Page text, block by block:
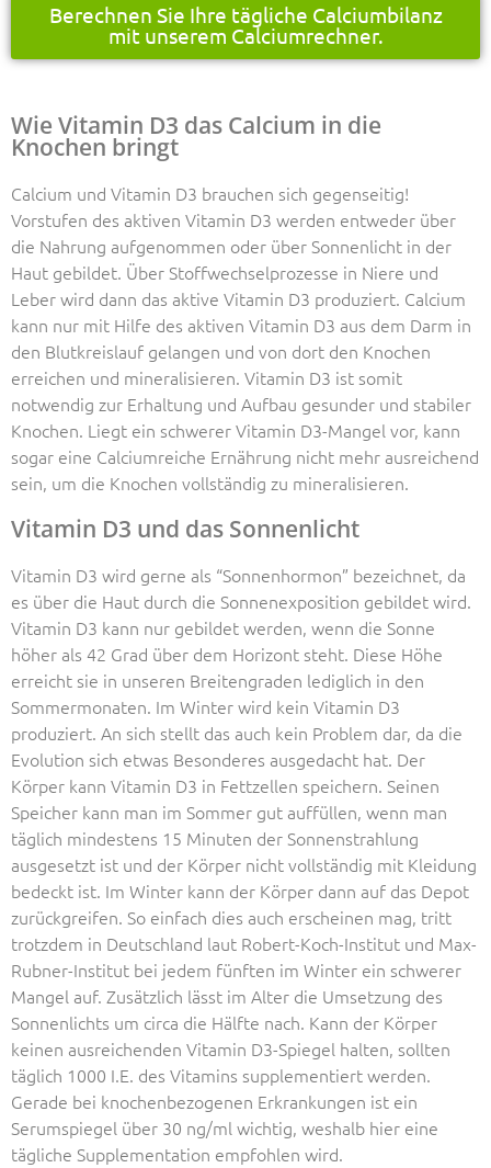
Berechnen Sie Ihre tägliche Calciumbilanz
mit unserem Calciumrechner.
Wie Vitamin D3 das Calcium in die
Knochen bringt
Calcium und Vitamin D3 brauchen sich gegenseitig!
Vorstufen des aktiven Vitamin D3 werden entweder über
die Nahrung aufgenommen oder über Sonnenlicht in der
Haut gebildet. Über Stoffwechselprozesse in Niere und
Leber wird dann das aktive Vitamin D3 produziert. Calcium
kann nur mit Hilfe des aktiven Vitamin D3 aus dem Darm in
den Blutkreislauf gelangen und von dort den Knochen
erreichen und mineralisieren. Vitamin D3 ist somit
notwendig zur Erhaltung und Aufbau gesunder und stabiler
Knochen. Liegt ein schwerer Vitamin D3-Mangel vor, kann
sogar eine Calciumreiche Ernährung nicht mehr ausreichend
sein, um die Knochen vollständig zu mineralisieren.
Vitamin D3 und das Sonnenlicht
Vitamin D3 wird gerne als “Sonnenhormon” bezeichnet, da
es über die Haut durch die Sonnenexposition gebildet wird.
Vitamin D3 kann nur gebildet werden, wenn die Sonne
höher als 42 Grad über dem Horizont steht. Diese Höhe
erreicht sie in unseren Breitengraden lediglich in den
Sommermonaten. Im Winter wird kein Vitamin D3
produziert. An sich stellt das auch kein Problem dar, da die
Evolution sich etwas Besonderes ausgedacht hat. Der
Körper kann Vitamin D3 in Fettzellen speichern. Seinen
Speicher kann man im Sommer gut auffüllen, wenn man
täglich mindestens 15 Minuten der Sonnenstrahlung
ausgesetzt ist und der Körper nicht vollständig mit Kleidung
bedeckt ist. Im Winter kann der Körper dann auf das Depot
zurückgreifen. So einfach dies auch erscheinen mag, tritt
trotzdem in Deutschland laut Robert-Koch-Institut und Max-
Rubner-Institut bei jedem fünften im Winter ein schwerer
Mangel auf. Zusätzlich lässt im Alter die Umsetzung des
Sonnenlichts um circa die Hälfte nach. Kann der Körper
keinen ausreichenden Vitamin D3-Spiegel halten, sollten
täglich 1000 I.E. des Vitamins supplementiert werden.
Gerade bei knochenbezogenen Erkrankungen ist ein
Serumspiegel über 30 ng/ml wichtig, weshalb hier eine
tägliche Supplementation empfohlen wird.